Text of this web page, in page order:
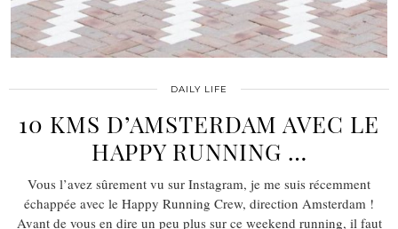
DAILY LIFE
10 KMS D’AMSTERDAM AVEC LE
HAPPY RUNNING …
Vous l’avez sûrement vu sur Instagram, je me suis récemment
échappée avec le Happy Running Crew, direction Amsterdam !
Avant de vous en dire un peu plus sur ce weekend running, il faut